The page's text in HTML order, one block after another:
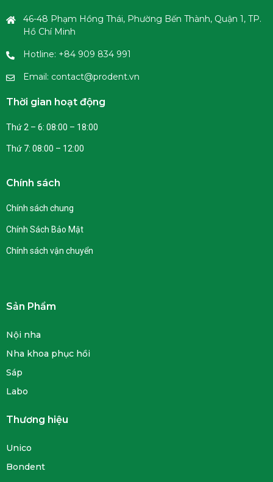
46-48 Phạm Hồng Thái, Phường Bến Thành, Quận 1, TP.
Hồ Chí Minh
Hotline: +84 909 834 991
Email: contact@prodent.vn
Thời gian hoạt động
Thứ 2 – 6: 08:00 – 18:00
Thứ 7: 08:00 – 12:00
Chính sách
Chính sách chung
Chính Sách Bảo Mật
Chính sách vận chuyển
Sản Phẩm
Nội nha
Nha khoa phục hồi
Sáp
Labo
Thương hiệu
Unico
Bondent